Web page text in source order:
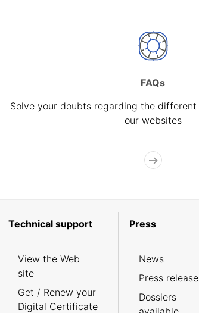
FAQs
Solve your doubts regarding the
our websites
Technical support
View the Web
site
Get / Renew your
Digital Certificate
Press
News
Press
Dossiers